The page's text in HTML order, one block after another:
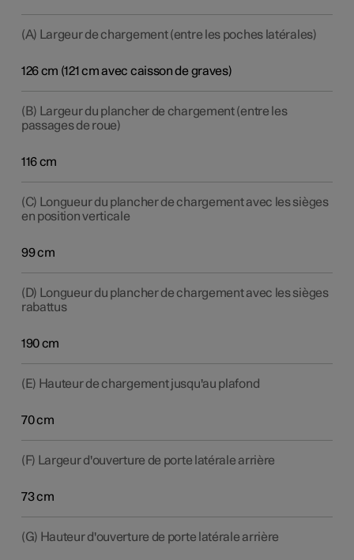
(A) Largeur de chargement (entre les poches latérales)
126 cm (121 cm avec caisson de graves)
(B) Largeur du plancher de chargement (entre les
passages de roue)
116 cm
(C) Longueur du plancher de chargement avec les sièges
en position verticale
99 cm
(D) Longueur du plancher de chargement avec les sièges
rabattus
190 cm
(E) Hauteur de chargement jusqu'au plafond
70 cm
(F) Largeur d'ouverture de porte latérale arrière
73 cm
(G) Hauteur d'ouverture de porte latérale arrière